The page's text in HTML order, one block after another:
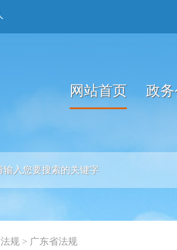
网站首页 政
规 > 广东省法规